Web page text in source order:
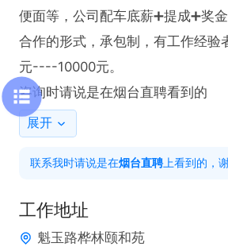
便面等，公司配车底薪➕提成➕奖
合作的形式，承包制，有工作经验
元----10000元。
咨询时请说是在烟台直聘看到的
展开
联系我时请说是在烟台直聘 上看到的，
工作地址
魁玉路桦林颐和苑